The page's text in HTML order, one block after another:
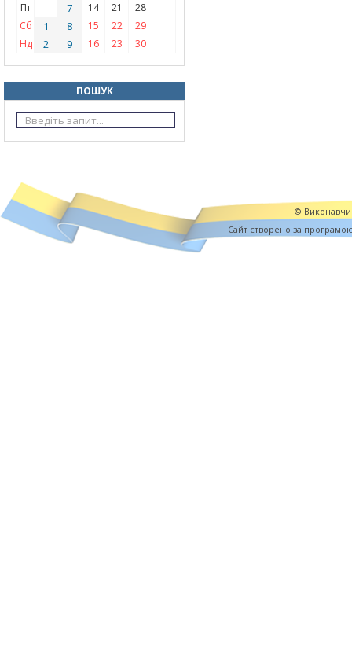
Пт
7 14 21
28
Сб
1 8 15 22
29
Нд
2 9 16 23 30
ПОШУК
©
Cайт створено за